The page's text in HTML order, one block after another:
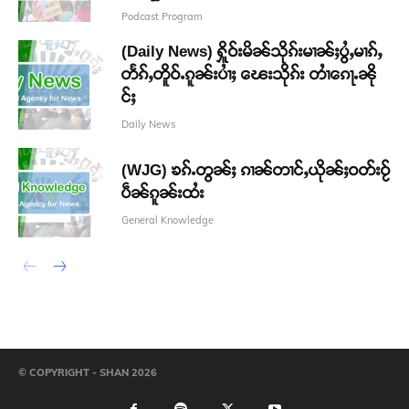
Podcast Program
(Daily News) ႁိူဝ်းမိၼ်သိုၵ်းမၢၼ်ႈပွႆႇမၢၵ်ႇ
တႅၵ်ႇတိူဝ်ႉၵူၼ်းပၢႆႈ ၽေးသိုၵ်း တၢႆၵေႃႉၼို
င်ႈ
Daily News
(WJG) ၶၵ်ႉတွၼ်ႈ ၵၢၼ်တၢင်ႇယိုၼ်ႈဝတ်းဝႂ်
ပဵၼ်ၵူၼ်းထႆး
General Knowledge
© COPYRIGHT - SHAN 2026